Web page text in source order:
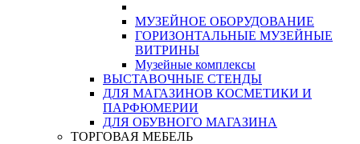
МУЗЕЙНОЕ ОБОРУДОВАНИЕ
ГОРИЗОНТАЛЬНЫЕ МУЗЕЙНЫЕ
ВИТРИНЫ
Музейные комплексы
ВЫСТАВОЧНЫЕ СТЕНДЫ
ДЛЯ МАГАЗИНОВ КОСМЕТИКИ И
ПАРФЮМЕРИИ
ДЛЯ ОБУВНОГО МАГАЗИНА
ТОРГОВАЯ МЕБЕЛЬ